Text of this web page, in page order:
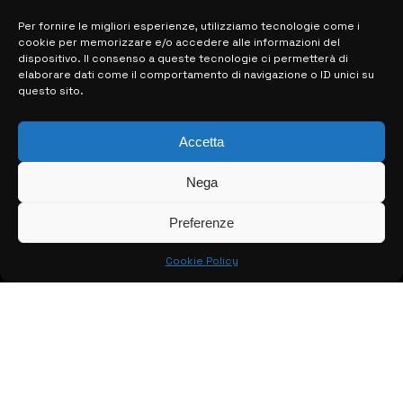
Per fornire le migliori esperienze, utilizziamo tecnologie come i
cookie per memorizzare e/o accedere alle informazioni del
dispositivo. Il consenso a queste tecnologie ci permetterà di
elaborare dati come il comportamento di navigazione o ID unici su
questo sito.
Accetta
Nega
Preferenze
Cookie Policy
MAPPA DEL SITO
> NOTIZIE
> CONTATTI